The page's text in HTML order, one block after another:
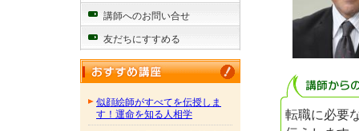
講師へのお問い合せ
友だちにすすめる
似顔絵師がすべてを伝授しま
す！運命を知る人相学
転職に必要